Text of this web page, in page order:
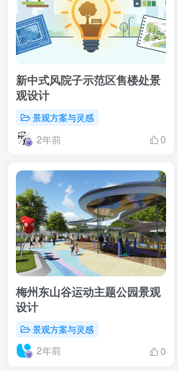
新中式风院子示范区售楼处景
观设计
景观方案与灵感
2年前 0
梅州东山谷运动主题公园景观
设计
景观方案与灵感
2年前 0